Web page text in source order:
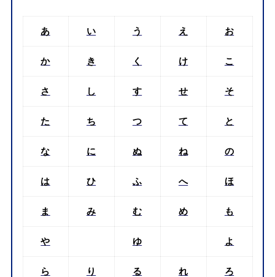
あ い う え お
か き く け こ
さ し す せ そ
た ち つ て と
な に ぬ ね の
は ひ ふ へ ほ
ま み む め も
や ゆ よ
ら り る れ ろ